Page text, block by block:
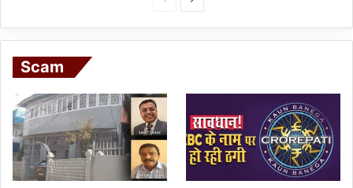
e
u
p
x
g
e
Scam